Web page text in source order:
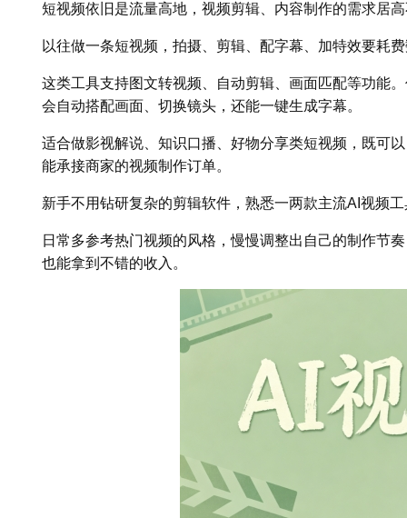
短视频依旧是流量高地，视频剪辑、内容制作的需求居
以往做一条短视频，拍摄、剪辑、配字幕、加特效要耗
这类工具支持图文转视频、自动剪辑、画面匹配等功能
会自动搭配画面、切换镜头，还能一键生成字幕。
适合做影视解说、知识口播、好物分享类短视频，既可
能承接商家的视频制作订单。
新手不用钻研复杂的剪辑软件，熟悉一两款主流AI视频
日常多参考热门视频的风格，慢慢调整出自己的制作节
也能拿到不错的收入。